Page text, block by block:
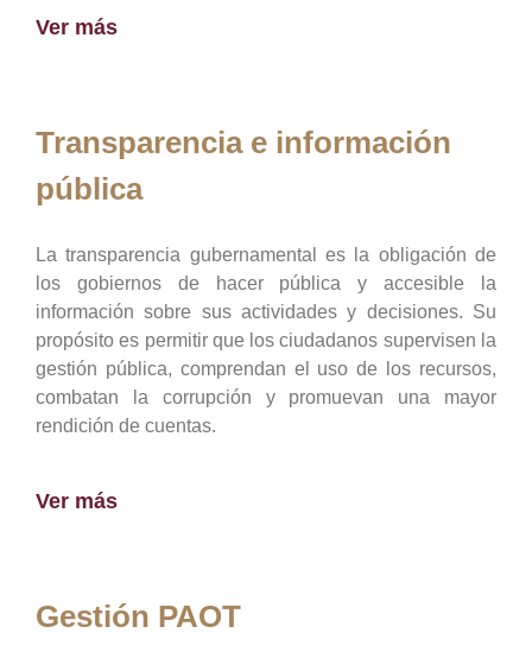
Ver más
Transparencia e información
pública
La transparencia gubernamental es la obligación de
los gobiernos de hacer pública y accesible la
información sobre sus actividades y decisiones. Su
propósito es permitir que los ciudadanos supervisen la
gestión pública, comprendan el uso de los recursos,
combatan la corrupción y promuevan una mayor
rendición de cuentas.
Ver más
Gestión PAOT